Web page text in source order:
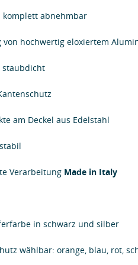
komplett abnehmbar
von hochwertig eloxiertem
staubdicht
am Deckel aus Edelstahl
Verarbeitung Made in Italy
in schwarz und silber
wählbar: orange, blau, rot,